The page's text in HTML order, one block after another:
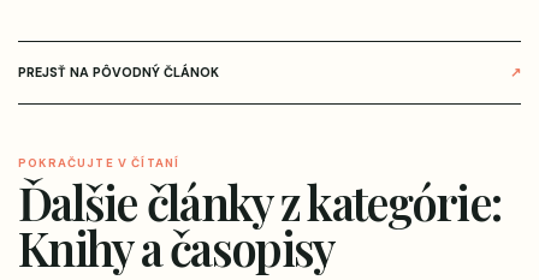
PREJSŤ NA PÔVODNÝ ČLÁNOK ↗
POKRAČUJTE V ČÍTANÍ
Ďalšie články z kategórie:
Knihy a časopisy